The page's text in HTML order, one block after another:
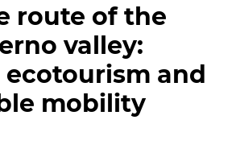
route of the
valley:
and
mobility